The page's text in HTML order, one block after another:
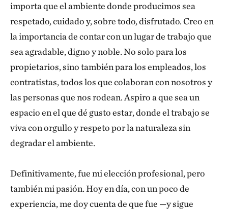
importa que el ambiente donde producimos sea
respetado, cuidado y, sobre todo, disfrutado. Creo en
la importancia de contar con un lugar de trabajo que
sea agradable, digno y noble. No solo para los
propietarios, sino también para los empleados, los
contratistas, todos los que colaboran con nosotros y
las personas que nos rodean. Aspiro a que sea un
espacio en el que dé gusto estar, donde el trabajo se
viva con orgullo y respeto por la naturaleza sin
degradar el ambiente.
Definitivamente, fue mi elección profesional, pero
también mi pasión. Hoy en día, con un poco de
experiencia, me doy cuenta de que fue —y sigue